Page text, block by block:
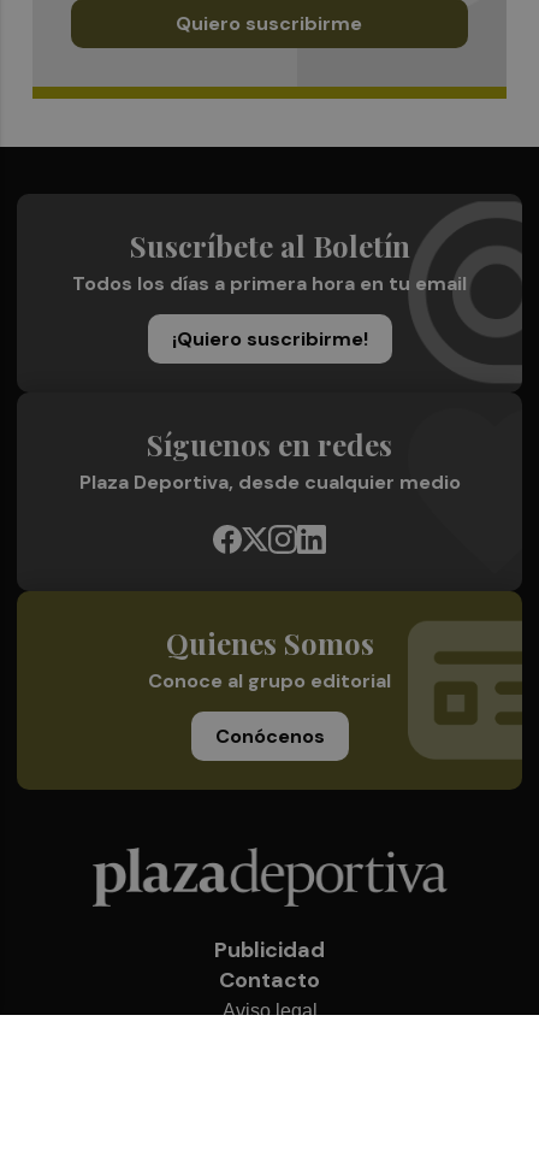
Quiero suscribirme
Suscríbete al Boletín
Todos los días a primera hora en tu email
¡Quiero suscribirme!
Síguenos en redes
Plaza Deportiva, desde cualquier medio
Quienes Somos
Conoce al grupo editorial
Conócenos
Publicidad
Contacto
Aviso legal